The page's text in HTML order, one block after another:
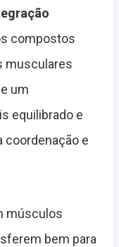
compostos
musculares
um
equilibrado e
coordenação e
músculos
bem para